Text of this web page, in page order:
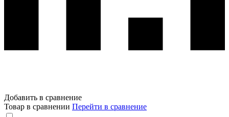
Добавить в сравнение
Товар в сравнении Перейти в сравнение